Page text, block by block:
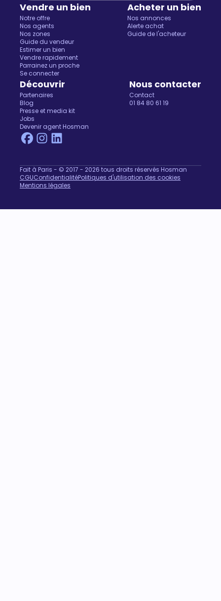
Vendre un bien
Notre offre
Nos agents
Nos zones
Guide du vendeur
Estimer un bien
Vendre rapidement
Parrainez un proche
Se connecter
Acheter un bien
Nos annonces
Alerte achat
Guide de l'acheteur
Découvrir
Partenaires
Blog
Presse et media kit
Jobs
Devenir agent Hosman
Nous contacter
Contact
01 84 80 61 19
Fait à Paris - © 2017 - 2026 tous droits réservés Hosman
CGUConfidentialitéPolitiques d'utilisation des cookies
Mentions légales